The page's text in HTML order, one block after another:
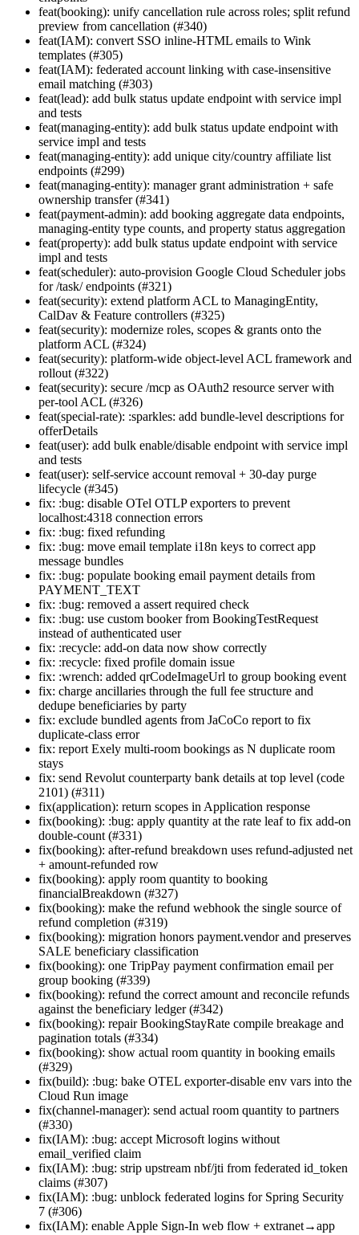
feat(booking): unify cancellation rule across roles; split refund
preview from cancellation (#340)
feat(IAM): convert SSO inline-HTML emails to Wink
templates (#305)
feat(IAM): federated account linking with case-insensitive
email matching (#303)
feat(lead): add bulk status update endpoint with service impl
and tests
feat(managing-entity): add bulk status update endpoint with
service impl and tests
feat(managing-entity): add unique city/country affiliate list
endpoints (#299)
feat(managing-entity): manager grant administration + safe
ownership transfer (#341)
feat(payment-admin): add booking aggregate data endpoints,
managing-entity type counts, and property status aggregation
feat(property): add bulk status update endpoint with service
impl and tests
feat(scheduler): auto-provision Google Cloud Scheduler jobs
for /task/ endpoints (#321)
feat(security): extend platform ACL to ManagingEntity,
CalDav & Feature controllers (#325)
feat(security): modernize roles, scopes & grants onto the
platform ACL (#324)
feat(security): platform-wide object-level ACL framework and
rollout (#322)
feat(security): secure /mcp as OAuth2 resource server with
per-tool ACL (#326)
feat(special-rate): :sparkles: add bundle-level descriptions for
offerDetails
feat(user): add bulk enable/disable endpoint with service impl
and tests
feat(user): self-service account removal + 30-day purge
lifecycle (#345)
fix: :bug: disable OTel OTLP exporters to prevent
localhost:4318 connection errors
fix: :bug: fixed refunding
fix: :bug: move email template i18n keys to correct app
message bundles
fix: :bug: populate booking email payment details from
PAYMENT_TEXT
fix: :bug: removed a assert required check
fix: :bug: use custom booker from BookingTestRequest
instead of authenticated user
fix: :recycle: add-on data now show correctly
fix: :recycle: fixed profile domain issue
fix: :wrench: added qrCodeImageUrl to group booking event
fix: charge ancillaries through the full fee structure and
dedupe beneficiaries by party
fix: exclude bundled agents from JaCoCo report to fix
duplicate-class error
fix: report Exely multi-room bookings as N duplicate room
stays
fix: send Revolut counterparty bank details at top level (code
2101) (#311)
fix(application): return scopes in Application response
fix(booking): :bug: apply quantity at the rate leaf to fix add-on
double-count (#331)
fix(booking): after-refund breakdown uses refund-adjusted net
+ amount-refunded row
fix(booking): apply room quantity to booking
financialBreakdown (#327)
fix(booking): make the refund webhook the single source of
refund completion (#319)
fix(booking): migration honors payment.vendor and preserves
SALE beneficiary classification
fix(booking): one TripPay payment confirmation email per
group booking (#339)
fix(booking): refund the correct amount and reconcile refunds
against the beneficiary ledger (#342)
fix(booking): repair BookingStayRate compile breakage and
pagination totals (#334)
fix(booking): show actual room quantity in booking emails
(#329)
fix(build): :bug: bake OTEL exporter-disable env vars into the
Cloud Run image
fix(channel-manager): send actual room quantity to partners
(#330)
fix(IAM): :bug: accept Microsoft logins without
email_verified claim
fix(IAM): :bug: strip upstream nbf/jti from federated id_token
claims (#307)
fix(IAM): :bug: unblock federated logins for Spring Security
7 (#306)
fix(IAM): enable Apple Sign-In web flow + extranet→app